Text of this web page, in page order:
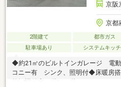
京阪
京都
2階建て 都市ガス
駐車場あり
システムキッ
◆約21㎡のビルトインガレージ 電
コニー有 シンク、照明付◆床暖房